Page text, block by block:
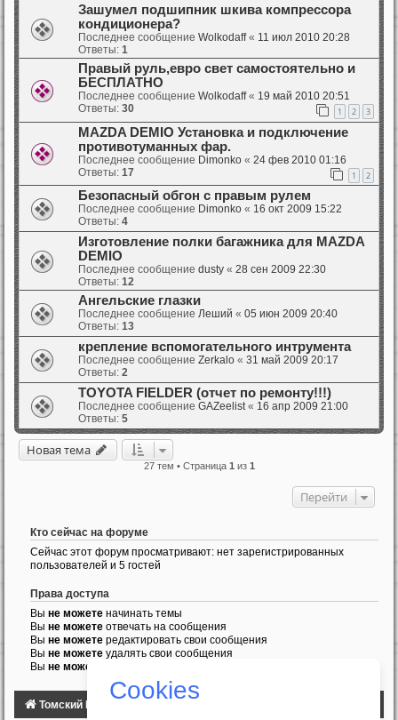
Зашумел подшипник шкива компрессора
кондиционера?
Последнее сообщение Wolkodaff« 11 июл 2010 20:28
Ответы: 1
Правый руль,евро свет самостоятельно и
БЕСПЛАТНО
Последнее сообщение Wolkodaff« 19 май 2010 20:51
Ответы: 30 1 2 3
MAZDA DEMIO Установка и подключение
противотуманных фар.
Последнее сообщение Dimonko « 24 фев 2010 01:16
Ответы: 17 1 2
Безопасный обгон с правым рулем
Последнее сообщение Dimonko « 16 окт 2009 15:22
Ответы: 4
Изготовление полки багажника для MAZDA
DEMIO
Последнее сообщение dusty « 28 сен 2009 22:30
Ответы: 12
Ангельские глазки
Последнее сообщение Леший « 05 июн 2009 20:40
Ответы: 13
крепление вспомогательного интрумента
Последнее сообщение Zerkalo « 31 май 2009 20:17
Ответы: 2
TOYOTA FIELDER (отчет по ремонту!!!)
Последнее сообщение GAZeelist« 16 апр 2009 21:00
Ответы: 5
Новая тема
27 тем • Страница 1из 1
Перейти
Кто сейчас на форуме
Сейчас этот форум просматривают: нет зарегистрированных
пользователей и 5 гостей
Права доступа
Вы не можете начинать темы
Вы не можете отвечать на сообщения
Вы не можете редактировать свои сообщения
Вы не можете удалять свои сообщения
Вы не можете
Томский Клуб Автомобилистов
Cookies